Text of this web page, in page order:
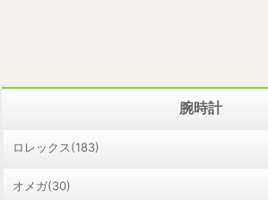
腕時計
ロレックス(183)
オメガ(30)